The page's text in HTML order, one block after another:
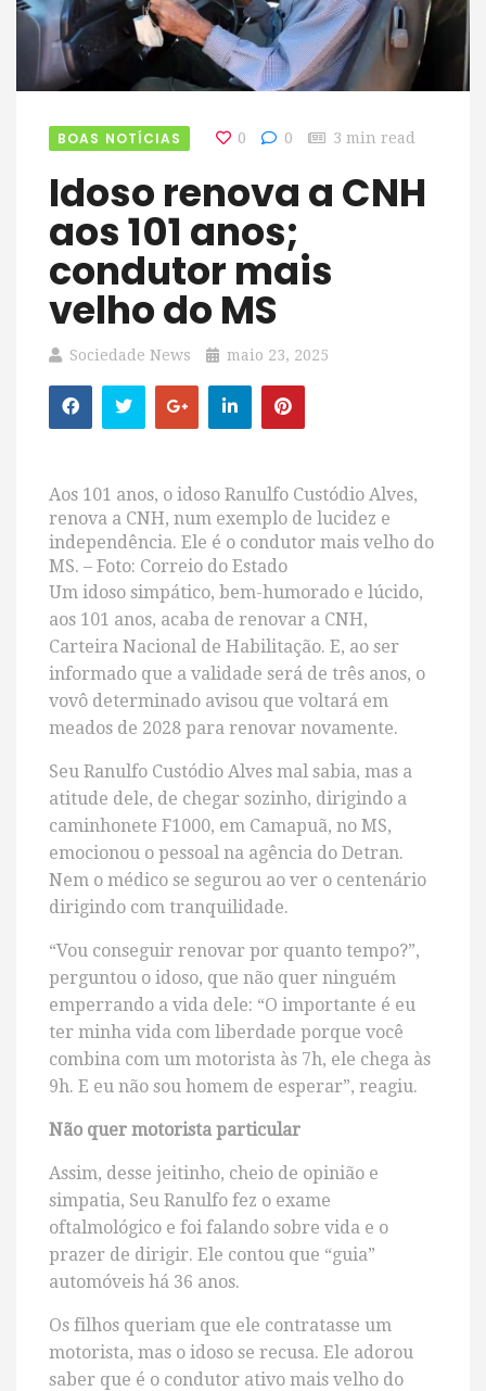
BOAS NOTÍCIAS 0 0 3 min read
Idoso renova a CNH
aos 101 anos;
condutor mais
velho do MS
Sociedade News maio 23, 2025
Aos 101 anos, o idoso Ranulfo Custódio Alves,
renova a CNH, num exemplo de lucidez e
independência. Ele é o condutor mais velho do
MS. – Foto: Correio do Estado
Um idoso simpático, bem-humorado e lúcido,
aos 101 anos, acaba de renovar a CNH,
Carteira Nacional de Habilitação. E, ao ser
informado que a validade será de três anos, o
vovô determinado avisou que voltará em
meados de 2028 para renovar novamente.
Seu Ranulfo Custódio Alves mal sabia, mas a
atitude dele, de chegar sozinho, dirigindo a
caminhonete F1000, em Camapuã, no MS,
emocionou o pessoal na agência do Detran.
Nem o médico se segurou ao ver o centenário
dirigindo com tranquilidade.
“Vou conseguir renovar por quanto tempo?”,
perguntou o idoso, que não quer ninguém
emperrando a vida dele: “O importante é eu
ter minha vida com liberdade porque você
combina com um motorista às 7h, ele chega às
9h. E eu não sou homem de esperar”, reagiu.
Não quer motorista particular
Assim, desse jeitinho, cheio de opinião e
simpatia, Seu Ranulfo fez o exame
oftalmológico e foi falando sobre vida e o
prazer de dirigir. Ele contou que “guia”
automóveis há 36 anos.
Os filhos queriam que ele contratasse um
motorista, mas o idoso se recusa. Ele adorou
saber que é o condutor ativo mais velho do